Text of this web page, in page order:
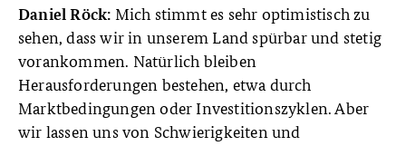
Daniel Röck: Mich stimmt es sehr optimistisch zu
sehen, dass wir in unserem Land spürbar und stetig
vorankommen. Natürlich bleiben
Herausforderungen bestehen, etwa durch
Marktbedingungen oder Investitionszyklen. Aber
wir lassen uns von Schwierigkeiten und